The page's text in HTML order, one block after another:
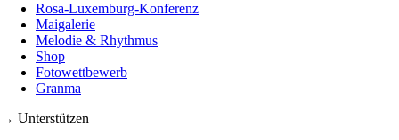
Rosa-Luxemburg-Konferenz
Maigalerie
Melodie & Rhythmus
Shop
Fotowettbewerb
Granma
→ Unterstützen